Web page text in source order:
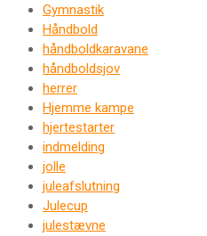
Gymnastik
Håndbold
håndboldkaravane
håndboldsjov
herrer
Hjemme kampe
hjertestarter
indmelding
jolle
juleafslutning
Julecup
julestævne